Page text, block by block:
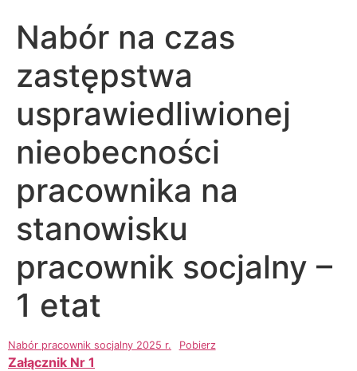
Nabór na czas
zastępstwa
usprawiedliwionej
nieobecności
pracownika na
stanowisku
pracownik socjalny –
1 etat
Nabór pracownik socjalny 2025 r. Pobierz
Załącznik Nr 1